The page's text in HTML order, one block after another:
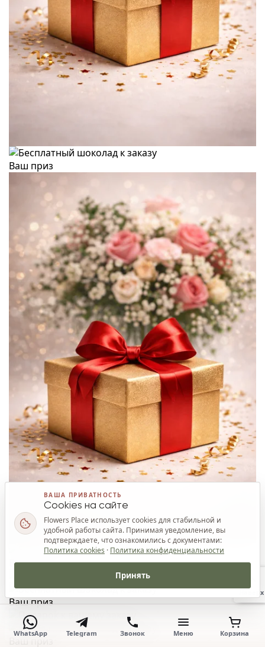
Ваш приз
Ваш приз
Ваш приз
Ваш приз
WhatsApp Telegram Звонок Меню Корзина
Наверх
ВАША ПРИВАТНОСТЬ
Cookies на сайте
Flowers Place использует cookies для стабильной и
удобной работы сайта. Принимая уведомление, вы
подтверждаете, что ознакомились с документами:
Политика cookies · Политика конфиденциальности
Принять